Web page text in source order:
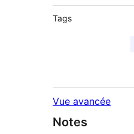
Tags
Vue avancée
Notes